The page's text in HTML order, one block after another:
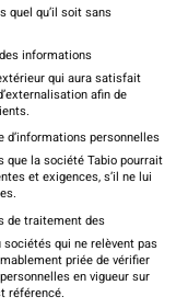
quel qu’il soit sans
informations
qui aura satisfait
afin de
personnelles
que la société Tabio pourrait
et exigences, s’il ne lui
de traitement des
qui ne relèvent pas
priée de vérifier
en vigueur sur
référencé.